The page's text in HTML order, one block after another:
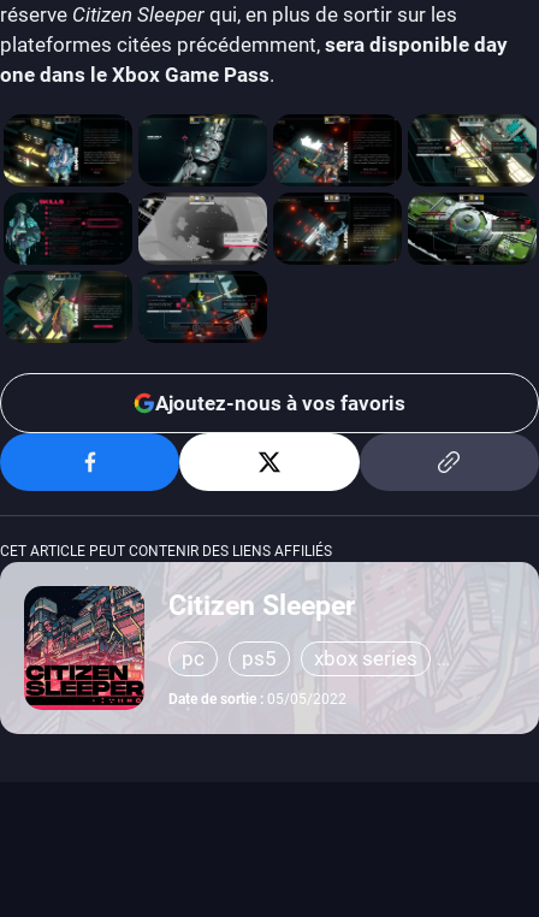
réserve Citizen Sleeper qui, en plus de sortir sur les
plateformes citées précédemment, sera disponible day
one dans le Xbox Game Pass.
Ajoutez-nous à vos favoris
CET ARTICLE PEUT CONTENIR DES LIENS AFFILIÉS
Citizen Sleeper
pc ps5
xbox series
switch
ps4
Date de sortie : 05/05/2022